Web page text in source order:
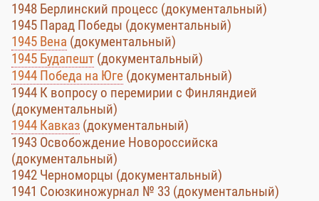
1948 Берлинский процесс (документальный)
1945 Парад Победы (документальный)
1945 Вена (документальный)
1945 Будапешт (документальный)
1944 Победа на Юге (документальный)
1944 К вопросу о перемирии с Финляндией
(документальный)
1944 Кавказ (документальный)
1943 Освобождение Новороссийска
(документальный)
1942 Черноморцы (документальный)
1941 Союзкиножурнал № 33 (документальный)